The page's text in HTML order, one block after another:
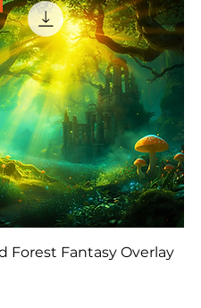
Forest Fantasy Overlay